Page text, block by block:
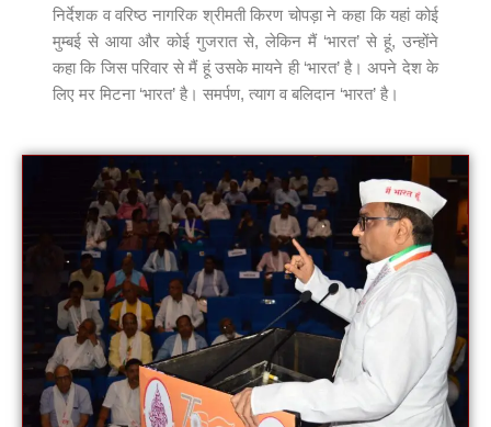
निर्देशक व वरिष्ठ नागरिक श्रीमती किरण चोपड़ा ने कहा कि यहां कोई
मुम्बई से आया और कोई गुजरात से, लेकिन मैं ‘भारत’ से हूं, उन्होंने
कहा कि जिस परिवार से मैं हूं उसके मायने ही ‘भारत’ है। अपने देश के
लिए मर मिटना ‘भारत’ है। समर्पण, त्याग व बलिदान ‘भारत’ है।